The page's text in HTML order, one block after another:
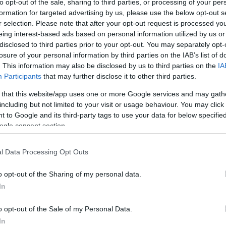
opt-out of the sale, sharing to third parties, or processing of your
for targeted advertising by us, please use the below opt-out
selection. Please note that after your opt-out request is processed
interest-based ads based on personal information utilized by us
to third parties prior to your opt-out. You may separately
of your personal information by third parties on the IAB’s list of
This information may also be disclosed by us to third parties on the
Participants that may further disclose it to other third parties.
that this website/app uses one or more Google services and may
but not limited to your visit or usage behaviour. You may
to Google and its third-party tags to use your data for below
consent section.
Data Processing Opt Outs
opt-out of the Sharing of my personal data.
opt-out of the Sale of my Personal Data.
Link másolása
között? Ha egy nő határozott, akkor
a nőiességét? Egyáltalán milyen egy jó
a kérdésekre kereste a Fókusz
Magyarország digitális- és